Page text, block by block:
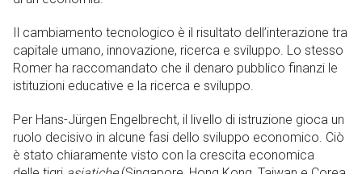
Il cambiamento tecnologico è il risultato dell’interazione tra
capitale umano, innovazione, ricerca e sviluppo. Lo stesso
Romer ha raccomandato che il denaro pubblico finanzi le
istituzioni educative e la ricerca e sviluppo.
Per Hans-Jürgen Engelbrecht, il livello di istruzione gioca un
ruolo decisivo in alcune fasi dello sviluppo economico. Ciò
è stato chiaramente visto con la crescita economica